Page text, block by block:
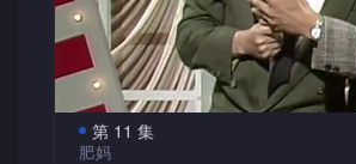
第 11 集
肥妈